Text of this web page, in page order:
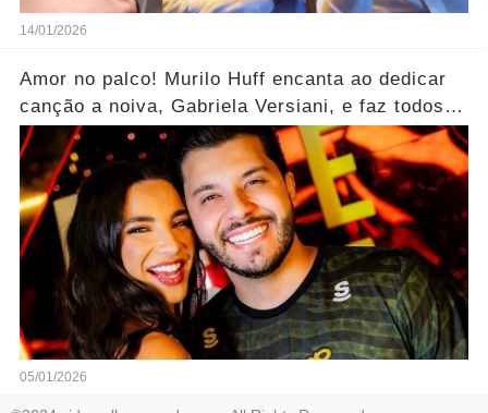
14/01/2026
Amor no palco! Murilo Huff encanta ao dedicar
canção a noiva, Gabriela Versiani, e faz todos
aplaudirem.... Ver mais
05/01/2026